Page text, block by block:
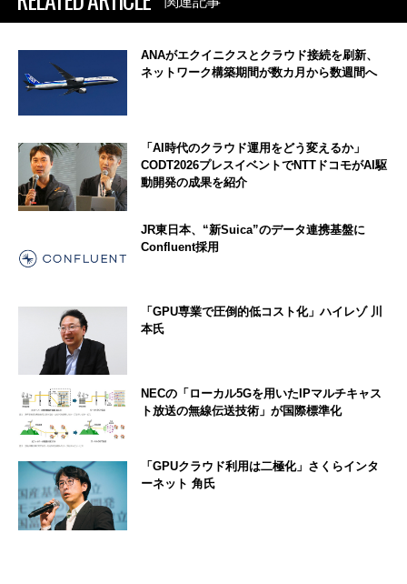
ANAがエクイニクスとクラウド接続を刷新、
ネットワーク構築期間が数カ月から数週間へ
「AI時代のクラウド運用をどう変えるか」
CODT2026プレスイベントでNTTドコモがAI駆
動開発の成果を紹介
JR東日本、“新Suica”のデータ連携基盤に
Confluent採用
「GPU専業で圧倒的低コスト化」ハイレゾ 川
本氏
NECの「ローカル5Gを用いたIPマルチキャス
ト放送の無線伝送技術」が国際標準化
「GPUクラウド利用は二極化」さくらインタ
ーネット 角氏